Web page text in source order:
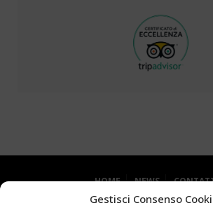
Gestisci Consenso
HOME NEWS
DICHIARAZIONE SULLA PRIVACY (UE)